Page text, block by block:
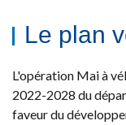
Le plan
L'opération Mai à
2022-2028 du
faveur du